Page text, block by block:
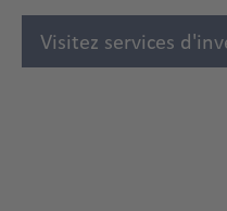
Visitez services